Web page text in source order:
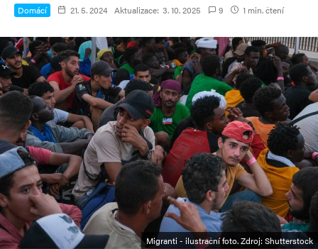
Domácí 21. 5. 2024 Aktualizace: 3. 10. 2025 9 1 min. čtení
Migranti - ilustrační foto. Zdroj: Shutterstock